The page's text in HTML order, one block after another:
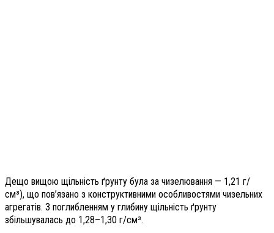
Дещо вищою щільність ґрунту була за чизелювання — 1,21 г/
см³), що пов’язано з конструктивними особливостями чизельних
агрегатів. З поглибленням у глибину щільність ґрунту
збільшувалась до 1,28–1,30 г/см³.